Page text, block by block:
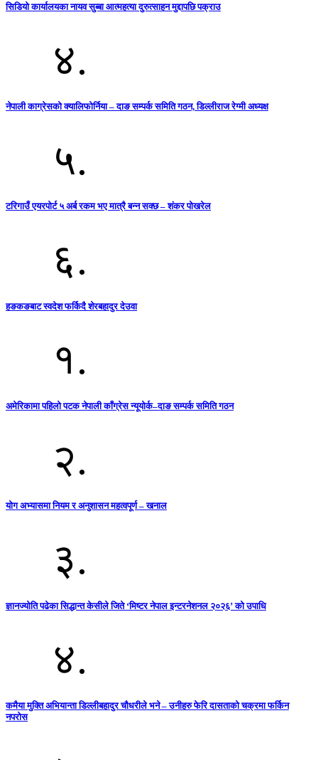
सिडियो कार्यालयका नायव सुब्बा आत्महत्या दुरुत्साहन मुद्दापछि पक्राउ
४.
नेपाली काग्रेसको क्यालिफोर्निया – दाङ सम्पर्क समिति गठन, डिल्लीराज रेग्मी अध्यक्ष
५.
टरिगाउँ एयरपोर्ट ५ अर्ब रकम भए मात्रै बन्न सक्छ – शंकर पोखरेल
६.
हङकङबाट स्वदेश फर्किदै शेरबहादुर देउवा
१.
अमेरिकामा पहिलो पटक नेपाली काँग्रेस न्यूयोर्क–दाङ सम्पर्क समिति गठन
२.
योग अभ्यासमा नियम र अनुशासन महत्वपूर्ण – खनाल
३.
ज्ञानज्योति पढेका सिद्धान्त केसीले जिते ‘मिष्टर नेपाल इन्टरनेशनल २०२६’ को उपाधि
४.
कमैया मुक्ति अभियान्ता डिल्लीबहादुर चौधरीले भने – उनीहरु फेरि दासताको चक्रमा फर्किन
नपरोस